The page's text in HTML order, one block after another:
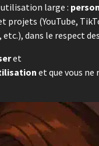
utilisation large :
projets (YouTube,
dans le respect
et
et que vous ne